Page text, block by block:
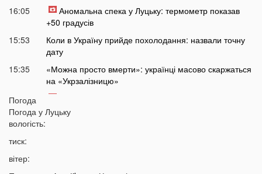
16:05
Аномальна спека у Луцьку: термометр показав
+50 градусів
15:53
Коли в Україну прийде похолодання: назвали точну
дату
15:35
«Можна просто вмерти»: українці масово скаржаться
на «Укрзалізницю»
15:14
пішохідному переході: спалахнув новий скандал
14:46
14:30
Погода
Погода у Луцьку
вологість:
тиск:
вітер: